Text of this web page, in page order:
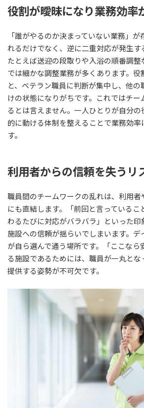
役割が曖昧になり業務効率
「誰がやるのか決まっていない業務」
れるだけでなく、逆に二重対応が発生す
たとえば送迎の段取りや入浴の順番調整
では細かな調整業務が多くあります。役
と、ベテラン職員に判断が集中し、他の
けの状態になりがちです。これではチー
るとは言えません。一人ひとりが自分の
的に動ける体制を整えることで業務効率
す。
利用者からの信頼を失うリ
職員間のチームワークの乱れは、利用者
にも直結します。「前回と言っているこ
わるたびに対応がバラバラ」といった印
施設への信頼が揺らいでしまいます。デ
が自ら選んで通う場所です。「ここなら
る施設であるためには、職員が一丸とな
提供する姿勢が不可欠です。